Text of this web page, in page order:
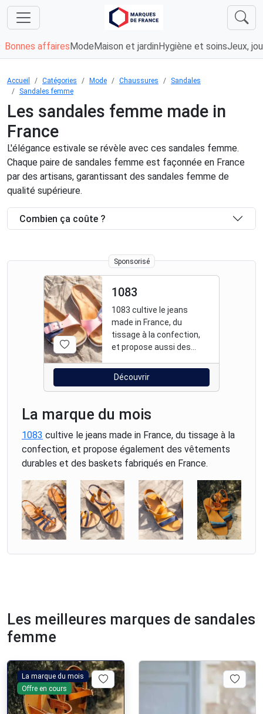
Bonnes affaires Mode Maison et jardin Hygiène et soinsJeux,
Accueil Catégories Mode Chaussures
Sandales
Sandales femme
Les sandales femme made in
France
L'élégance estivale se révèle avec ces sandales femme.
Chaque paire de sandales femme est façonnée en France
par des artisans, garantissant des sandales femme de
qualité supérieure.
Combien ça coûte ?
Sponsorisé
1083
1083 cultive le jeans
made in France, du
tissage à la confection,
et propose aussi des
fabriqués en France.
Découvrir
La marque du mois
1083 cultive le jeans made in France, du tissage à la
confection, et propose également des vêtements
durables et des baskets fabriqués en France.
Les meilleures marques de sandales
femme
La marque du mois
Offre en cours